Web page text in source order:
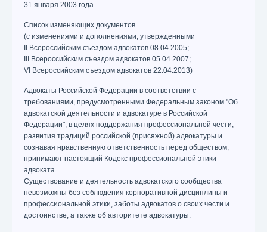
31 января 2003 года
Список изменяющих документов
(с изменениями и дополнениями, утвержденными
II Всероссийским съездом адвокатов 08.04.2005;
III Всероссийским съездом адвокатов 05.04.2007;
VI Всероссийским съездом адвокатов 22.04.2013)
Адвокаты Российской Федерации в соответствии с
требованиями, предусмотренными Федеральным законом "Об
адвокатской деятельности и адвокатуре в Российской
Федерации", в целях поддержания профессиональной чести,
развития традиций российской (присяжной) адвокатуры и
сознавая нравственную ответственность перед обществом,
принимают настоящий Кодекс профессиональной этики
адвоката.
Существование и деятельность адвокатского сообщества
невозможны без соблюдения корпоративной дисциплины и
профессиональной этики, заботы адвокатов о своих чести и
достоинстве, а также об авторитете адвокатуры.